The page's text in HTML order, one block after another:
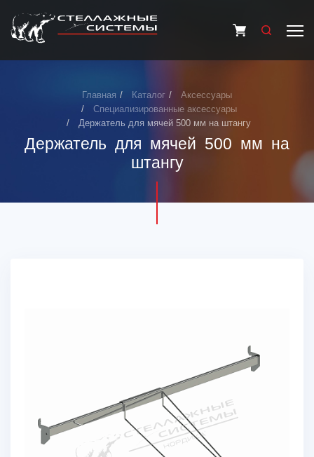
Главная Каталог
Аксессуары
Специализированные аксессуары
Держатель для мячей 500 мм на штангу
Держатель для мячей 500 мм на
штангу